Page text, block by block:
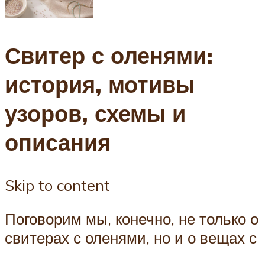
Свитер с оленями:
история, мотивы
узоров, схемы и
описания
Skip to content
Поговорим мы, конечно, не только о
свитерах с оленями, но и о вещах с